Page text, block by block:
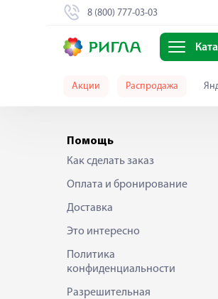
8 (800) 777-03-03
Акции Распродажа
Помощь
Как сделать заказ
Оплата и бронирование
Доставка
Это интересно
Политика
конфиденциальности
Разрешительная